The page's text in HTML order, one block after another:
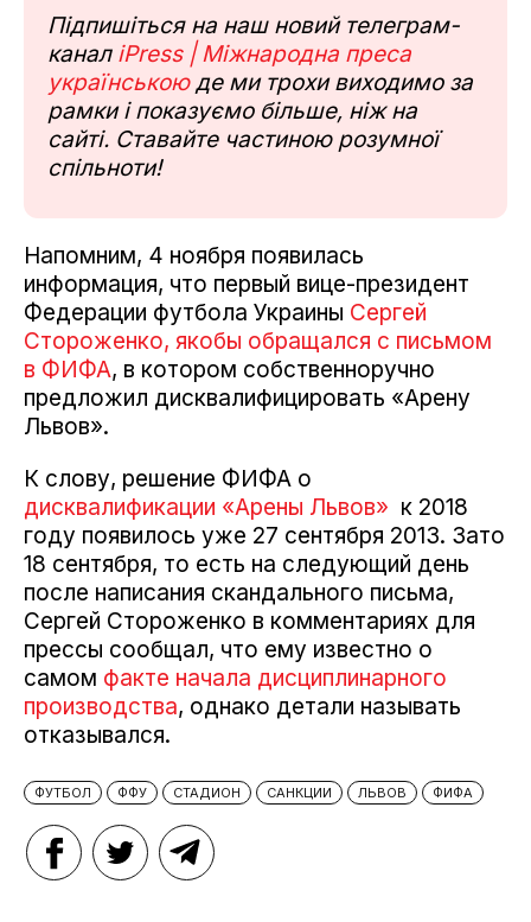
Підпишіться на наш новий телеграм-
канал iPress | Міжнародна преса
українськоюде ми трохи виходимо за
рамки і показуємо більше, ніж на
сайті. Ставайте частиною розумної
спільноти!
Напомним, 4 ноября появилась
информация, что первый вице-президент
Федерации футбола Украины Сергей
Стороженко, якобы обращался с письмом
в ФИФА, в котором собственноручно
предложил дисквалифицировать «Арену
Львов».
К слову, решение ФИФА о
дисквалификации «Арены Львов» к 2018
году появилось уже 27 сентября 2013. Зато
18 сентября, то есть на следующий день
после написания скандального письма,
Сергей Стороженко в комментариях для
прессы сообщал, что ему известно о
самом факте начала дисциплинарного
производства, однако детали называть
отказывался.
ФУТБОЛ ФФУ СТАДИОН САНКЦИИ ЛЬВОВ ФИФА